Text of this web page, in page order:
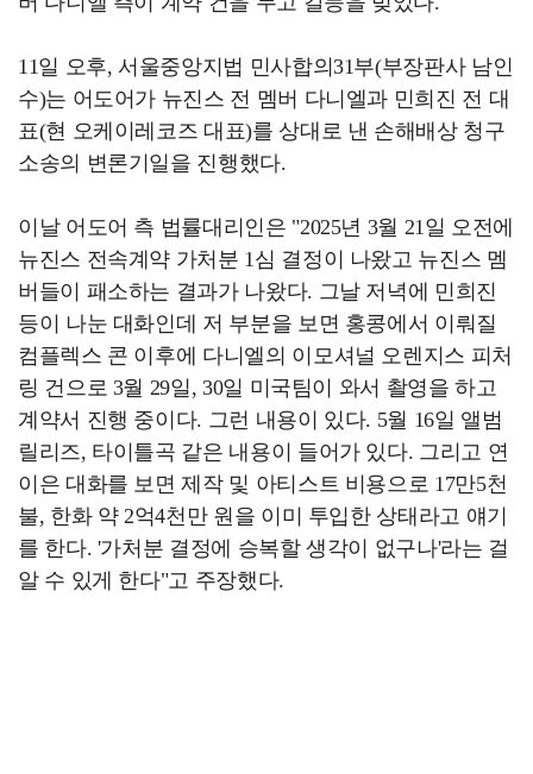
11일 오후, 서울중앙지법 민사합의31부(부장판사 남인
수)는 어도어가 뉴진스 전 멤버 다니엘과 민희진 전 대
표(현 오케이레코즈 대표)를 상대로 낸 손해배상 청구
소송의 변론기일을 진행했다.
이날 어도어 측 법률대리인은 "2025년 3월 21일 오전에
뉴진스 전속계약 가처분 1심 결정이 나왔고 뉴진스 멤
버들이 패소하는 결과가 나왔다. 그날 저녁에 민희진
등이 나눈 대화인데 저 부분을 보면 홍콩에서 이뤄질
컴플렉스 콘 이후에 다니엘의 이모셔널 오렌지스 피처
링 건으로 3월 29일, 30일 미국팀이 와서 촬영을 하고
계약서 진행 중이다. 그런 내용이 있다. 5월 16일 앨범
릴리즈, 타이틀곡 같은 내용이 들어가 있다. 그리고 연
이은 대화를 보면 제작 및 아티스트 비용으로 17만5천
불, 한화 약 2억4천만 원을 이미 투입한 상태라고 얘기
를 한다. '가처분 결정에 승복할 생각이 없구나'라는 걸
알 수 있게 한다"고 주장했다.